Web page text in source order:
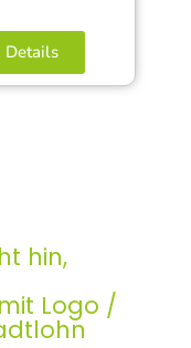
Details
hin,
Logo /